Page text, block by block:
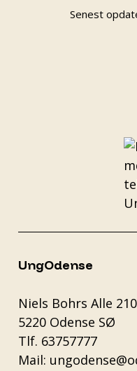
Senest
UngOdense
Niels Bohrs Alle 210
5220 Odense SØ
Tlf. 63757777
Mail: